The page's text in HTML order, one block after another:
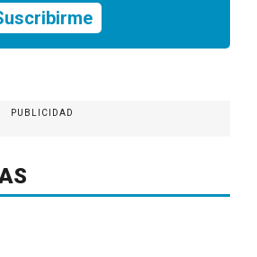
PUBLICIDAD